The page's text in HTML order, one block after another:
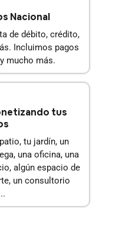
Nacional
de débito, crédito,
Incluimos pagos
mucho más.
tus
tu jardín, un
una oficina, una
algún espacio de
un consultorio